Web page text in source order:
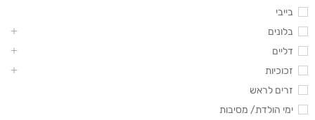
בייבי
בלונים
דליים
זכוכיות
זרים לראש
ימי הולדת/ מסיבות